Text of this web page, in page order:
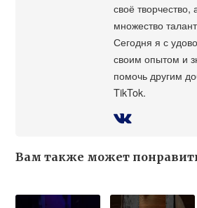
своё творчество,
множество
Сегодня я с
своим опытом и
помочь другим
TikTok.
Вам также может